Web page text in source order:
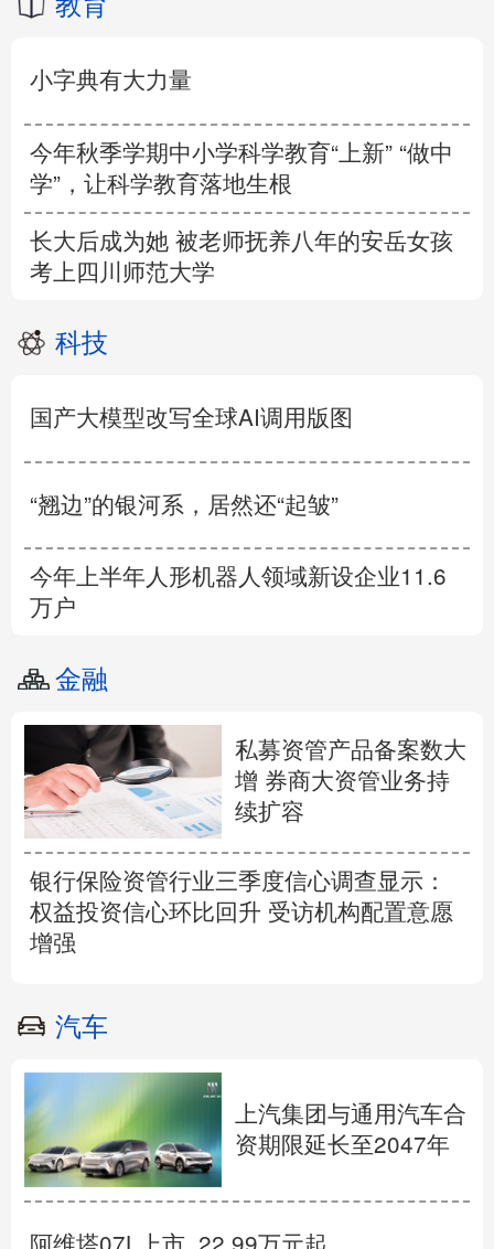
小字典有大力量
今年秋季学期中小学科学教育“上新” “做中
学”，让科学教育落地生根
长大后成为她 被老师抚养八年的安岳女孩
考上四川师范大学
科技
国产大模型改写全球AI调用版图
“翘边”的银河系，居然还“起皱”
今年上半年人形机器人领域新设企业11.6
万户
金融
私募资管产品备案数大
增 券商大资管业务持
续扩容
银行保险资管行业三季度信心调查显示：
权益投资信心环比回升 受访机构配置意愿
增强
汽车
上汽集团与通用汽车合
资期限延长至2047年
阿维塔07L上市 22.99万元起